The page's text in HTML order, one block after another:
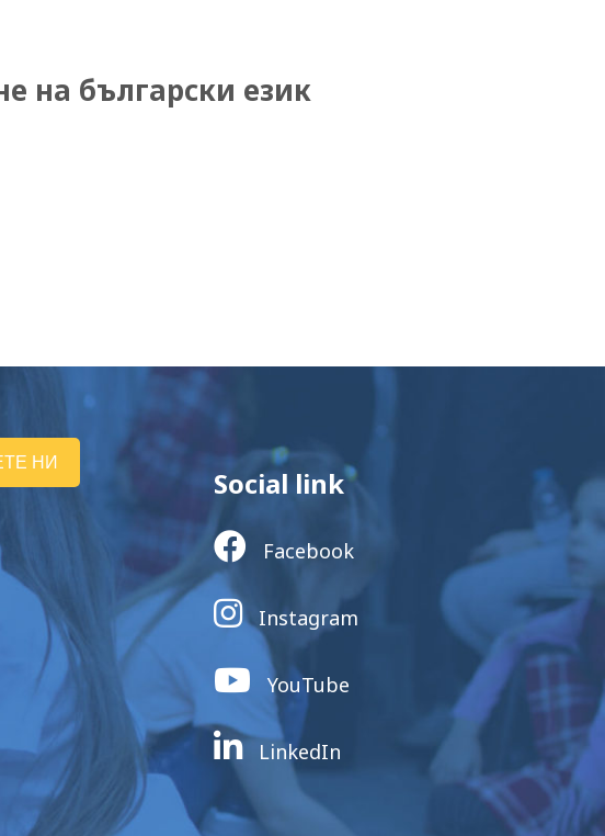
на български език
НИ
Social link
Facebook
Instagram
YouTube
LinkedIn